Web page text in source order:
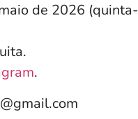
de 2026
.